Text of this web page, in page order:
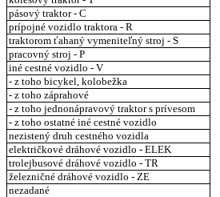
pásový traktor - C
prípojné vozidlo traktora - R
traktorom ťahaný vymeniteľný stroj - S
pracovný stroj - P
iné cestné vozidlo - V
- z toho bicykel, kolobežka
- z toho záprahové
- z toho jednonápravový traktor s prívesom
- z toho ostatné iné cestné vozidlo
nezistený druh cestného vozidla
električkové dráhové vozidlo - ELEK
trolejbusové dráhové vozidlo - TR
železničné dráhové vozidlo - ZE
nezadané